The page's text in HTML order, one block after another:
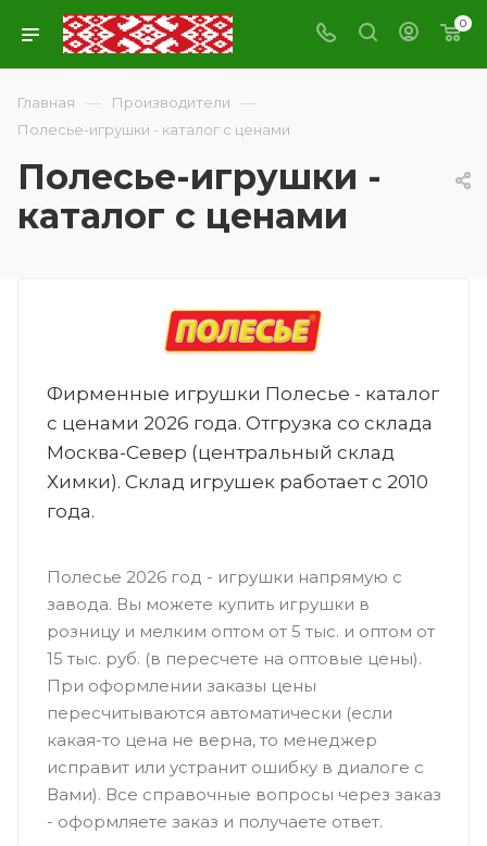
0
Главная — Производители —
Полесье-игрушки - каталог с ценами
Полесье-игрушки -
каталог с ценами
Фирменные игрушки Полесье - каталог
с ценами 2026 года. Отгрузка со склада
Москва-Север (центральный склад
Химки). Склад игрушек работает с 2010
года.
Полесье 2026 год - игрушки напрямую с
завода. Вы можете купить игрушки в
розницу и мелким оптом от 5 тыс. и оптом от
15 тыс. руб. (в пересчете на оптовые цены).
При оформлении заказы цены
пересчитываются автоматически (если
какая-то цена не верна, то менеджер
исправит или устранит ошибку в диалоге с
Вами). Все справочные вопросы через заказ
- оформляете заказ и получаете ответ.